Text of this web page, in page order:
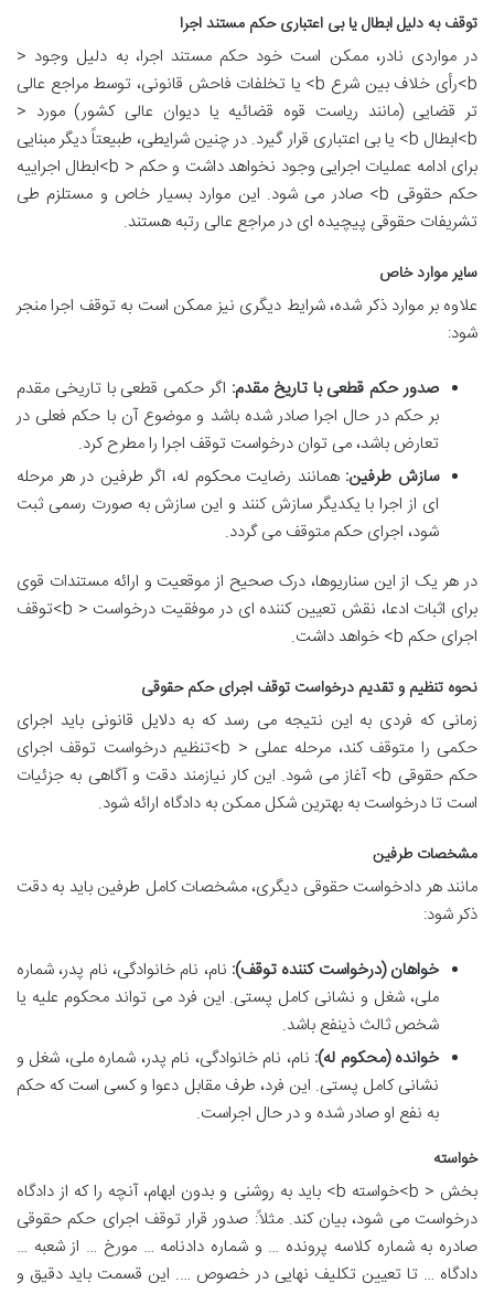
توقف به دلیل ابطال یا بی اعتباری حکم مستند اجرا
در مواردی نادر، ممکن است خود حکم مستند اجرا، به دلیل وجود <
b>رأی خلاف بین شرع b> یا تخلفات فاحش قانونی، توسط مراجع عالی
تر قضایی (مانند ریاست قوه قضائیه یا دیوان عالی کشور) مورد <
b>ابطال b> یا بی اعتباری قرار گیرد. در چنین شرایطی، طبیعتاً دیگر مبنایی
برای ادامه عملیات اجرایی وجود نخواهد داشت و حکم < b>ابطال اجراییه
حکم حقوقی b> صادر می شود. این موارد بسیار خاص و مستلزم طی
تشریفات حقوقی پیچیده ای در مراجع عالی رتبه هستند.
سایر موارد خاص
علاوه بر موارد ذکر شده، شرایط دیگری نیز ممکن است به توقف اجرا منجر
شود:
صدور حکم قطعی با تاریخ مقدم: اگر حکمی قطعی با تاریخی مقدم
بر حکم در حال اجرا صادر شده باشد و موضوع آن با حکم فعلی در
تعارض باشد، می توان درخواست توقف اجرا را مطرح کرد.
سازش طرفین: همانند رضایت محکوم له، اگر طرفین در هر مرحله
ای از اجرا با یکدیگر سازش کنند و این سازش به صورت رسمی ثبت
شود، اجرای حکم متوقف می گردد.
در هر یک از این سناریوها، درک صحیح از موقعیت و ارائه مستندات قوی
برای اثبات ادعا، نقش تعیین کننده ای در موفقیت درخواست < b>توقف
اجرای حکم b> خواهد داشت.
نحوه تنظیم و تقدیم درخواست توقف اجرای حکم حقوقی
زمانی که فردی به این نتیجه می رسد که به دلایل قانونی باید اجرای
حکمی را متوقف کند، مرحله عملی < b>تنظیم درخواست توقف اجرای
حکم حقوقی b> آغاز می شود. این کار نیازمند دقت و آگاهی به جزئیات
است تا درخواست به بهترین شکل ممکن به دادگاه ارائه شود.
مشخصات طرفین
مانند هر دادخواست حقوقی دیگری، مشخصات کامل طرفین باید به دقت
ذکر شود:
خواهان (درخواست کننده توقف): نام، نام خانوادگی، نام پدر، شماره
ملی، شغل و نشانی کامل پستی. این فرد می تواند محکوم علیه یا
شخص ثالث ذینفع باشد.
خوانده (محکوم له): نام، نام خانوادگی، نام پدر، شماره ملی، شغل و
نشانی کامل پستی. این فرد، طرف مقابل دعوا و کسی است که حکم
به نفع او صادر شده و در حال اجراست.
خواسته
بخش < b>خواسته b> باید به روشنی و بدون ابهام، آنچه را که از دادگاه
درخواست می شود، بیان کند. مثلاً: صدور قرار توقف اجرای حکم حقوقی
صادره به شماره کلاسه پرونده … و شماره دادنامه … مورخ … از شعبه …
دادگاه … تا تعیین تکلیف نهایی در خصوص …. این قسمت باید دقیق و